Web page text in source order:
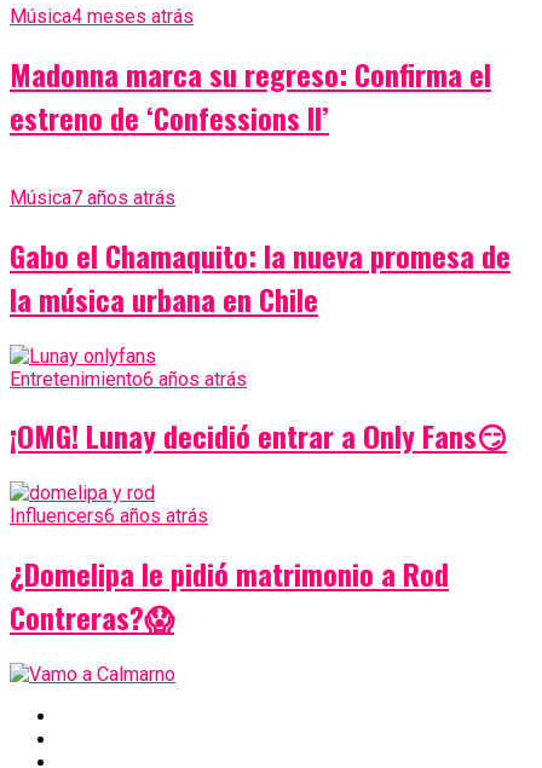
Música4 meses atrás
Madonna marca su regreso: Confirma el
estreno de ‘Confessions II’
Música7 años atrás
Gabo el Chamaquito: la nueva promesa de
la música urbana en Chile
Entretenimiento6 años atrás
¡OMG! Lunay decidió entrar a Only Fans😏
Influencers6 años atrás
¿Domelipa le pidió matrimonio a Rod
Contreras?😱